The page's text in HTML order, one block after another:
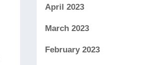
April 2023
March 2023
February 2023